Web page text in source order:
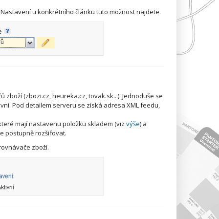
u konkrétního článku tuto možnost najdete.
(zbozi.cz, heureka.cz, tovak.sk...). Jednoduše se
Pod detailem serveru se získá adresa XML feedu,
mají nastavenu položku skladem (viz výše) a
postupně rozšiřovat.
zboží.